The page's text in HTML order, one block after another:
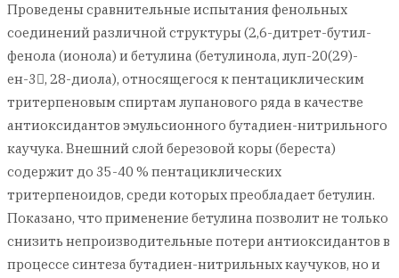
Проведены сравнительные испытания фенольных
соединений различной структуры (2,6-дитрет-бутил-
фенола (ионола) и бетулина (бетулинола, луп-20(29)-
ен-3, 28-диола), относящегося к пентациклическим
тритерпеновым спиртам лупанового ряда в качестве
антиоксидантов эмульсионного бутадиен-нитрильного
каучука. Внешний слой березовой коры (береста)
содержит до 35-40 % пентациклических
тритерпеноидов, среди которых преобладает бетулин.
Показано, что применение бетулина позволит не только
снизить непроизводительные потери антиоксидантов в
процессе синтеза бутадиен-нитрильных каучуков, но и